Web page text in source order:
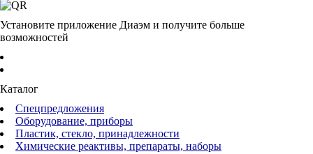
Установите приложение Диаэм и получите больше
возможностей
Каталог
Спецпредложения
Оборудование, приборы
Пластик, стекло, принадлежности
Химические реактивы, препараты, наборы